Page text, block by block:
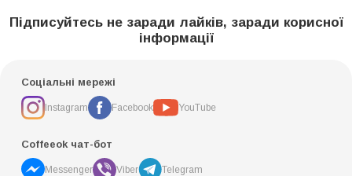
Підписуйтесь не заради лайків, заради корисної
інформації
Соціальні мережі
Instagram Facebook YouTube
Coffeeok чат-бот
Messenger Viber Telegram